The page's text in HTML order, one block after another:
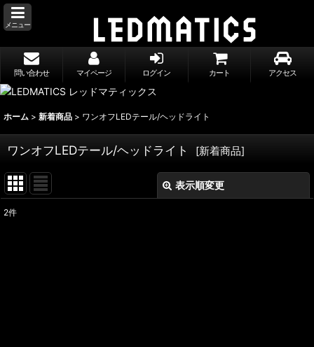
メニュー
問い合わせ マイページ ログイン カート アクセス
ホーム > 新着商品 > ワンオフLEDテール/ヘッドライト
ワンオフLEDテール/ヘッドライト [新着商品]
表示順変更
2件